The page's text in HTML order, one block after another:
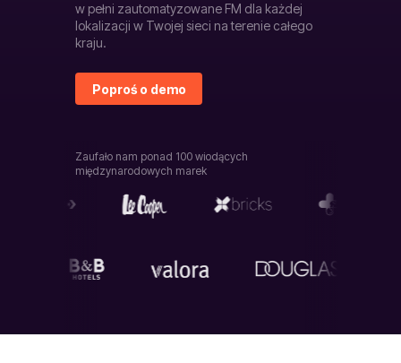
w pełni zautomatyzowane FM dla każdej
lokalizacji w Twojej sieci na terenie całego
kraju.
Poproś o demo
Zaufało nam ponad 100 wiodących
międzynarodowych marek